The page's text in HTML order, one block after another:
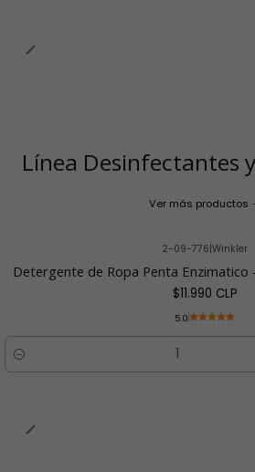
Línea Desinfectantes
Ver más productos
2-09-776|Winkler
Detergente de Ropa Penta Enzimatico
$11.990 CLP
5.0
Cantidad